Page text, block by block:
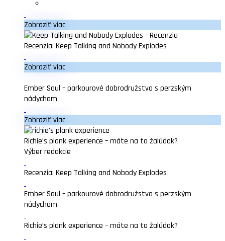
Zobraziť viac
Recenzia: Keep Talking and Nobody Explodes
Zobraziť viac
Ember Soul – parkourové dobrodružstvo s perzským
nádychom
Zobraziť viac
Richie’s plank experience – máte na to žalúdok?
Výber redakcie
Recenzia: Keep Talking and Nobody Explodes
Ember Soul – parkourové dobrodružstvo s perzským
nádychom
Richie’s plank experience – máte na to žalúdok?